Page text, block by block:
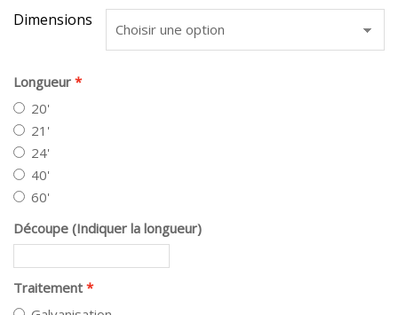
Dimensions
Longueur
20'
21'
24'
40'
60'
Découpe (Indiquer la longueur)
Traitement